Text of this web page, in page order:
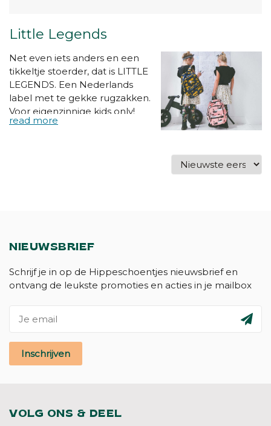
Little Legends
Net even iets anders en een
tikkeltje stoerder, dat is LITTLE
LEGENDS. Een Nederlands
label met te gekke rugzakken.
Voor eigenzinnige kids only!
NIEUWSBRIEF
Schrijf je in op de Hippeschoentjes nieuwsbrief en
ontvang de leukste promoties en acties in je mailbox
Inschrijven
VOLG ONS & DEEL